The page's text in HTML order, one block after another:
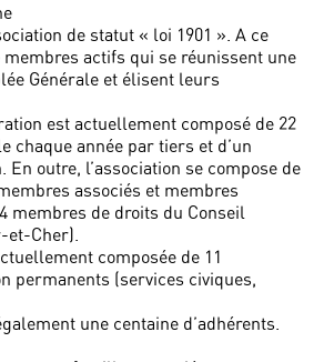
de statut « loi 1901 ». A ce
actifs qui se réunissent une
Générale et élisent leurs
est actuellement composé de 22
chaque année par tiers et d’un
outre, l’association se compose de
associés et membres
membres de droits du Conseil
et-Cher).
composée de 11
permanents (services civiques,
une centaine d’adhérents.